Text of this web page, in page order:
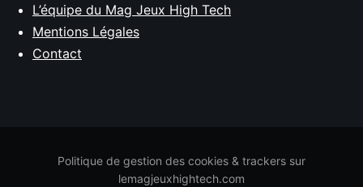
L’équipe du Mag Jeux High Tech
Mentions Légales
Contact
Politique de gestion des cookies & trackers sur
lemagjeuxhightech.com